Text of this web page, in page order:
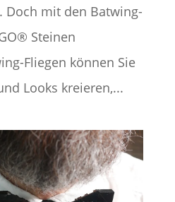
Doch mit den Batwing-
Steinen
Fliegen können Sie
Looks kreieren,...